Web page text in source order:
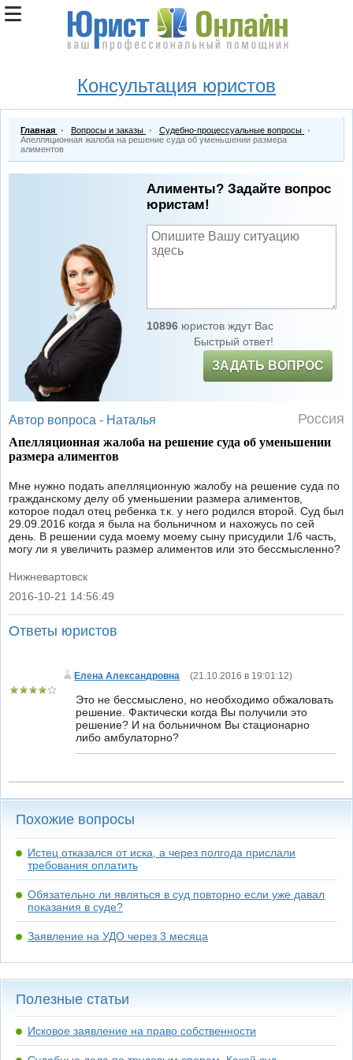
Консультация юристов
Главная Вопросы и заказы
Судебно-процессуальные вопросы
Апелляционная жалоба на решение суда об уменьшении размера
алиментов
Алименты? Задайте вопрос
юристам!
10896юристов ждут Вас
Быстрый ответ!
ЗАДАТЬ ВОПРОС
Автор вопроса - Наталья Россия
Апелляционная жалоба на решение суда об уменьшении
размера алиментов
Мне нужно подать апелляционную жалобу на решение суда по
гражданскому делу об уменьшении размера алиментов,
которое подал отец ребенка т.к. у него родился второй. Суд был
29.09.2016 когда я была на больничном и нахожусь по сей
день. В решении суда моему моему сыну присудили 1/6 часть,
могу ли я увеличить размер алиментов или это бессмысленно?
Нижневартовск
|
2016-10-21 14:56:49
Ответы юристов
Елена Александровна (21.10.2016 в 19:01:12)
Это не бессмыслено, но необходимо обжаловать
решение. Фактически когда Вы получили это
решение? И на больничном Вы стационарно
либо амбулаторно?
Похожие вопросы
Истец отказался от иска, а через полгода прислали
требования оплатить
Обязательно ли являться в суд повторно если уже давал
показания в суде?
Заявление на УДО через 3 месяца
Полезные статьи
Исковое заявление на право собственности